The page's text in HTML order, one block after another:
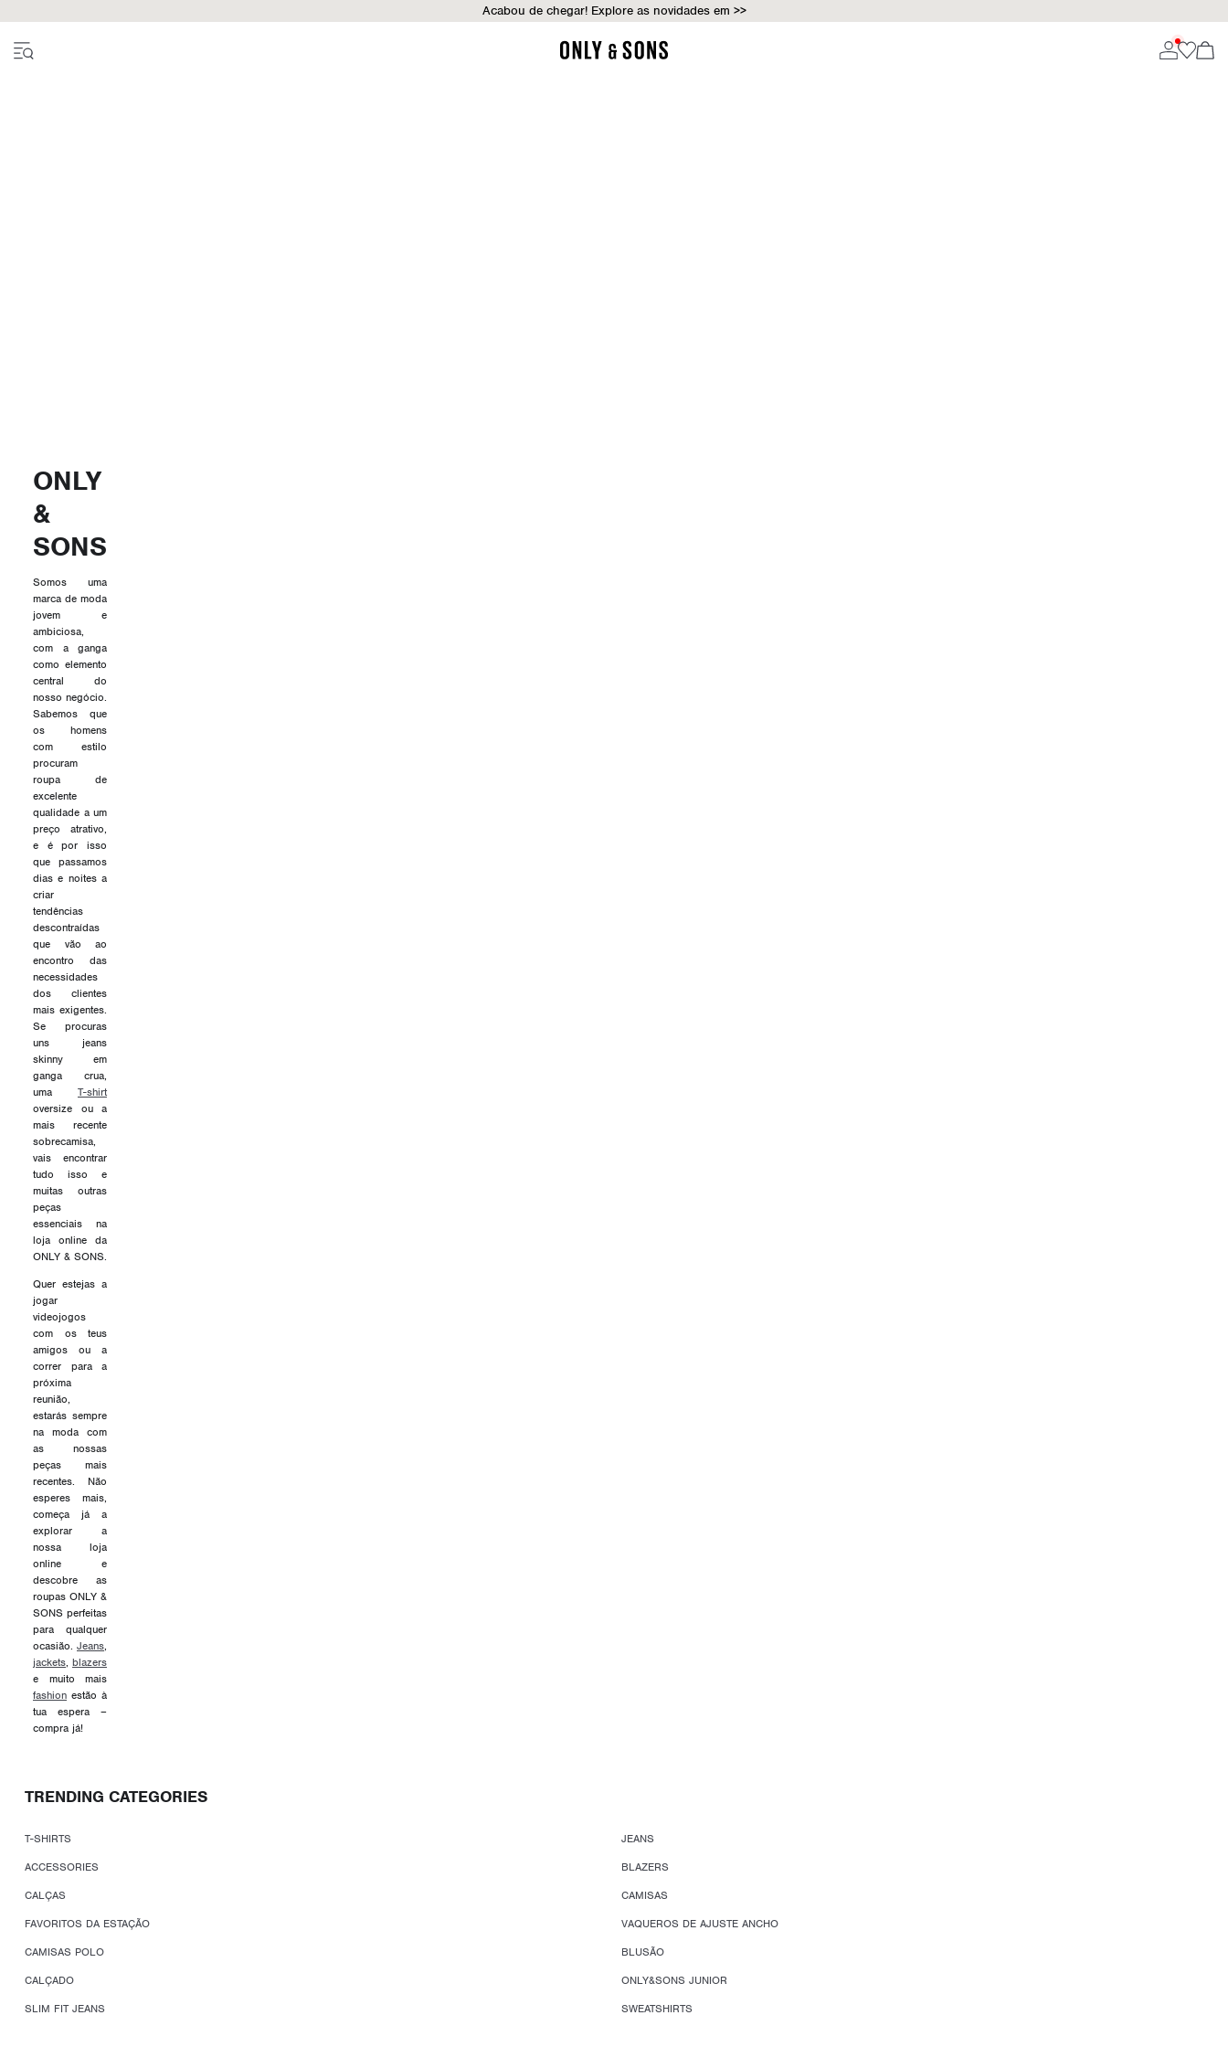
Acabou de chegar! Explore as novidades em >>
ONLY
&
SONS
Somos uma
marca de moda
jovem e
ambiciosa,
com a ganga
como elemento
central do
nosso negócio.
Sabemos que
os homens
com estilo
procuram
roupa de
excelente
qualidade a um
preço atrativo,
e é por isso
que passamos
dias e noites a
criar
tendências
descontraídas
que vão ao
encontro das
necessidades
dos clientes
mais exigentes.
Se procuras
uns jeans
skinny em
ganga crua,
uma T-shirt
oversize ou a
mais recente
sobrecamisa,
vais encontrar
tudo isso e
muitas outras
peças
essenciais na
loja online da
ONLY & SONS.
Quer estejas a
jogar
videojogos
com os teus
amigos ou a
correr para a
próxima
reunião,
estarás sempre
na moda com
as nossas
peças mais
recentes. Não
esperes mais,
começa já a
explorar a
nossa loja
online e
descobre as
roupas ONLY &
SONS perfeitas
para qualquer
ocasião. Jeans,
jackets, blazers
e muito mais
fashion estão à
tua espera –
compra já!
TRENDING CATEGORIES
T-SHIRTS
JEANS
ACCESSORIES
BLAZERS
CALÇAS
CAMISAS
FAVORITOS DA ESTAÇÃO
VAQUEROS DE AJUSTE ANCHO
CAMISAS POLO
BLUSÃO
CALÇADO
ONLY&SONS JUNIOR
SLIM FIT JEANS
SWEATSHIRTS